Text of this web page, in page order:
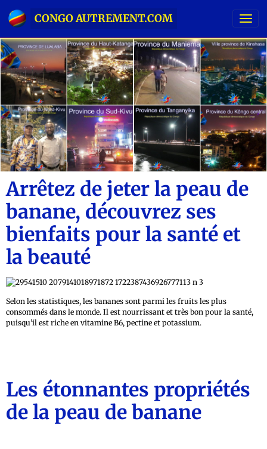
CONGO AUTREMENT.COM
Arrêtez de jeter la peau de
banane, découvrez ses
bienfaits pour la santé et
la beauté
Selon les statistiques, les bananes sont parmi les fruits les plus
consommés dans le monde. Il est nourrissant et très bon pour la santé,
puisqu’il est riche en vitamine B6, pectine et potassium.
Les étonnantes propriétés
de la peau de banane